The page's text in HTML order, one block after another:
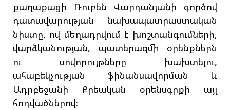
քաղաքացի Ռուբեն Վարդանյանի գործով
դատավարության նախապատրաստական
նիստը, ով մեղադրվում է խոշտանգումների,
վարձկանության, պատերազմի օրենքներն
ու սովորույթները խախտելու,
ահաբեկչության ֆինանսավորման և
Ադրբեջանի Քրեական օրենսգրքի այլ
հոդվածներով։